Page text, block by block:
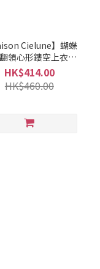
Cielune】蝴蝶
領心形鏤空上衣
MWBD262677
HK$414.00
HK$460.00